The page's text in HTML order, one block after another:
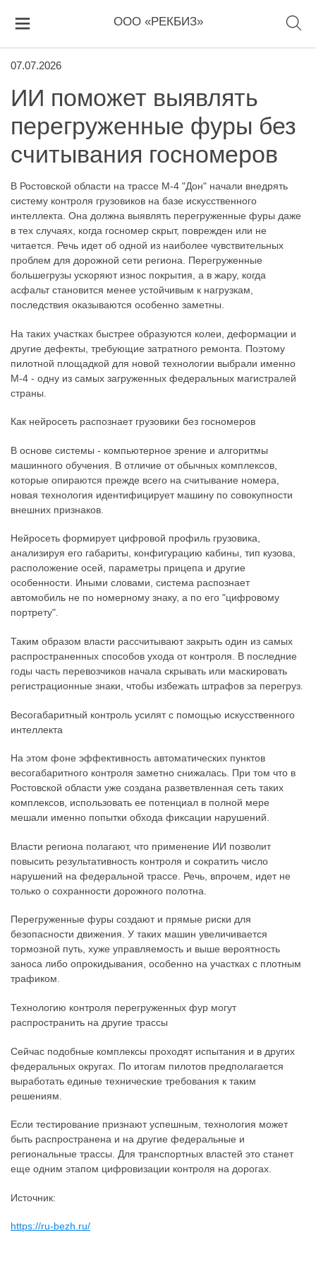
ООО «РЕКБИЗ»
07.07.2026
ИИ поможет выявлять
перегруженные фуры без
считывания госномеров
В Ростовской области на трассе М-4 "Дон" начали внедрять
систему контроля грузовиков на базе искусственного
интеллекта. Она должна выявлять перегруженные фуры даже
в тех случаях, когда госномер скрыт, поврежден или не
читается. Речь идет об одной из наиболее чувствительных
проблем для дорожной сети региона. Перегруженные
большегрузы ускоряют износ покрытия, а в жару, когда
асфальт становится менее устойчивым к нагрузкам,
последствия оказываются особенно заметны.
На таких участках быстрее образуются колеи, деформации и
другие дефекты, требующие затратного ремонта. Поэтому
пилотной площадкой для новой технологии выбрали именно
М-4 - одну из самых загруженных федеральных магистралей
страны.
Как нейросеть распознает грузовики без госномеров
В основе системы - компьютерное зрение и алгоритмы
машинного обучения. В отличие от обычных комплексов,
которые опираются прежде всего на считывание номера,
новая технология идентифицирует машину по совокупности
внешних признаков.
Нейросеть формирует цифровой профиль грузовика,
анализируя его габариты, конфигурацию кабины, тип кузова,
расположение осей, параметры прицепа и другие
особенности. Иными словами, система распознает
автомобиль не по номерному знаку, а по его "цифровому
портрету".
Таким образом власти рассчитывают закрыть один из самых
распространенных способов ухода от контроля. В последние
годы часть перевозчиков начала скрывать или маскировать
регистрационные знаки, чтобы избежать штрафов за перегруз.
Весогабаритный контроль усилят с помощью искусственного
интеллекта
На этом фоне эффективность автоматических пунктов
весогабаритного контроля заметно снижалась. При том что в
Ростовской области уже создана разветвленная сеть таких
комплексов, использовать ее потенциал в полной мере
мешали именно попытки обхода фиксации нарушений.
Власти региона полагают, что применение ИИ позволит
повысить результативность контроля и сократить число
нарушений на федеральной трассе. Речь, впрочем, идет не
только о сохранности дорожного полотна.
Перегруженные фуры создают и прямые риски для
безопасности движения. У таких машин увеличивается
тормозной путь, хуже управляемость и выше вероятность
заноса либо опрокидывания, особенно на участках с плотным
трафиком.
Технологию контроля перегруженных фур могут
распространить на другие трассы
Сейчас подобные комплексы проходят испытания и в других
федеральных округах. По итогам пилотов предполагается
выработать единые технические требования к таким
решениям.
Если тестирование признают успешным, технология может
быть распространена и на другие федеральные и
региональные трассы. Для транспортных властей это станет
еще одним этапом цифровизации контроля на дорогах.
Источник:
https://ru-bezh.ru/